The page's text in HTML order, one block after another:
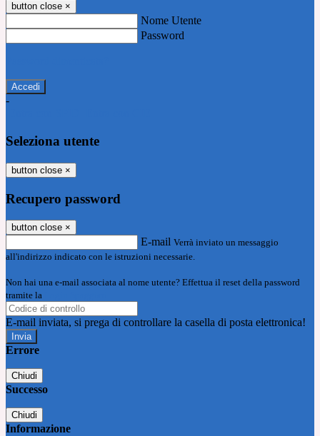
button close ×
Nome Utente
Password
-
Seleziona utente
button close ×
Recupero password
button close ×
E-mail Verrà inviato un messaggio
all'indirizzo indicato con le istruzioni necessarie.
Non hai una e-mail associata al nome utente? Effettua il reset della password
tramite la
E-mail inviata, si prega di controllare la casella di posta elettronica!
Errore
Chiudi
Successo
Chiudi
Informazione